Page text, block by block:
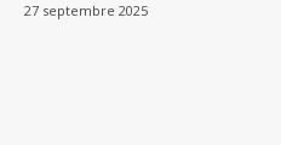
27 septembre 2025